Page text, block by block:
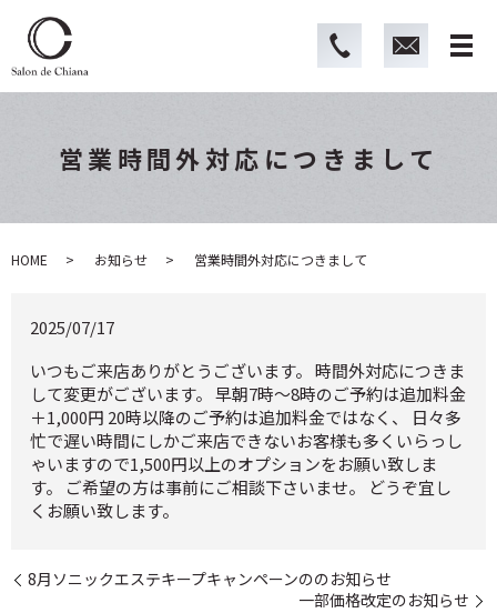
営業時間外対応につきまして
HOME お知らせ 営業時間外対応につきまして
2025/07/17
いつもご来店ありがとうございます。 時間外対応につきま
して変更がございます。 早朝7時〜8時のご予約は追加料金
＋1,000円 20時以降のご予約は追加料金ではなく、 日々多
忙で遅い時間にしかご来店できないお客様も多くいらっし
ゃいますので1,500円以上のオプションをお願い致しま
す。 ご希望の方は事前にご相談下さいませ。 どうぞ宜し
くお願い致します。
8月ソニックエステキープキャンペーンののお知らせ
一部価格改定のお知らせ